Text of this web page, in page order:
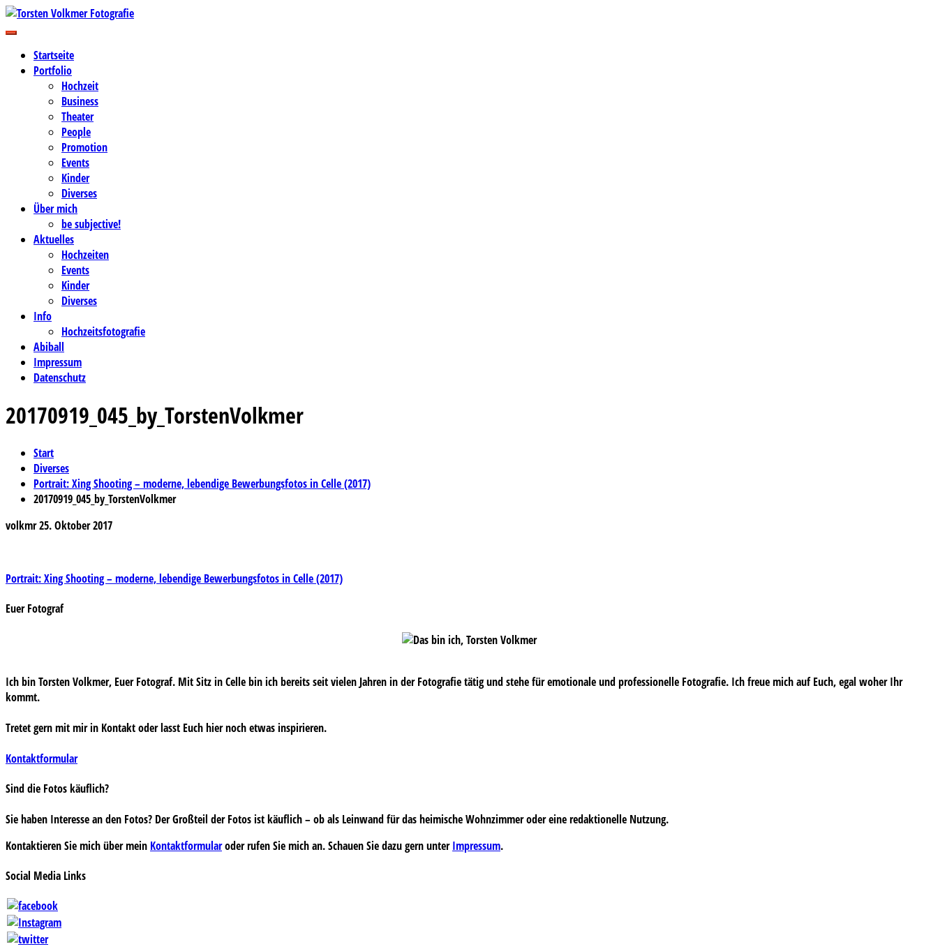
Zum
Inhalt
Torsten Volkmer Fotografie
Business-, Portrait- und Hochzeitsfotografie
Startseite
Portfolio
Hochzeit
Business
Theater
People
Promotion
Events
Kinder
Diverses
Über mich
be subjective!
Aktuelles
Hochzeiten
Events
Kinder
Diverses
Info
Hochzeitsfotografie
Abiball
Impressum
Datenschutz
20170919_045_by_TorstenVolkmer
Start
Diverses
Portrait: Xing Shooting – moderne, lebendige Bewerbungsfotos in Celle (2017)
20170919_045_by_TorstenVolkmer
volkmr25. Oktober 2017
Beitragsnavigation
Portrait: Xing Shooting – moderne, lebendige Bewerbungsfotos in Celle (2017)
Euer Fotograf
Ich bin Torsten Volkmer, Euer Fotograf. Mit Sitz in Celle bin ich bereits seit vielen Jahren in der Fotografie tätig und stehe für emotionale und professionelle Fotografie. Ich freue mich auf Euch, egal woher Ihr
kommt.
Tretet gern mit mir in Kontakt oder lasst Euch hier noch etwas inspirieren.
Kontaktformular
Sind die Fotos käuflich?
Sie haben Interesse an den Fotos? Der Großteil der Fotos ist käuflich – ob als Leinwand für das heimische Wohnzimmer oder eine redaktionelle Nutzung.
Kontaktieren Sie mich über mein Kontaktformularoder rufen Sie mich an. Schauen Sie dazu gern unterImpressum.
Social Media Links